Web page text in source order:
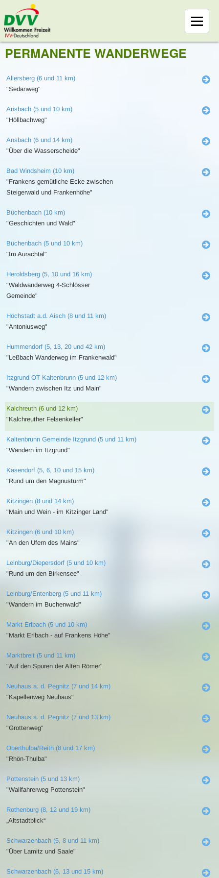
PERMANENTE WANDERWEGE
Allersberg (6 und 11 km)
"Sedanweg"
Ansbach (5 und 10 km)
"Höllbachweg"
Ansbach (6 und 14 km)
"Über die Wasserscheide"
Bad Windsheim (10 km)
"Frankens gemütliche Ecke zwischen
Steigerwald und Frankenhöhe"
Büchenbach (10 km)
"Geschichten und Wald"
Büchenbach (5 und 10 km)
"Im Aurachtal"
Heroldsberg (5, 10 und 16 km)
"Waldwanderweg 4-Schlösser
Gemeinde"
Höchstadt a.d. Aisch (8 und 11 km)
"Antoniusweg"
Hummendorf (5, 13, 20 und 42 km)
"Leßbach Wanderweg im Frankenwald"
Itzgrund OT Kaltenbrunn (5 und 12 km)
"Wandern zwischen Itz und Main"
Kalchreuth (6 und 12 km)
"Kalchreuther Felsenkeller"
Kaltenbrunn Gemeinde Itzgrund (5 und 11 km)
"Wandern im Itzgrund"
Kasendorf (5, 6, 10 und 15 km)
"Rund um den Magnusturm"
Kitzingen (8 und 14 km)
"Main und Wein - im Kitzinger Land"
Kitzingen (6 und 10 km)
"An den Ufern des Mains"
Leinburg/Diepersdorf (5 und 10 km)
"Rund um den Birkensee"
Leinburg/Entenberg (5 und 11 km)
"Wandern im Buchenwald"
Markt Erlbach (5 und 10 km)
"Markt Erlbach - auf Frankens Höhe"
Marktbreit (5 und 11 km)
"Auf den Spuren der Alten Römer"
Neuhaus a. d. Pegnitz (7 und 14 km)
"Kapellenweg Neuhaus"
Neuhaus a. d. Pegnitz (7 und 13 km)
"Grottenweg"
Oberthulba/Reith (8 und 17 km)
"Rhön-Thulba"
Pottenstein (5 und 13 km)
"Wallfahrerweg Pottenstein"
Rothenburg (8, 12 und 19 km)
„Altstadtblick“
Schwarzenbach (5, 8 und 11 km)
"Über Lamitz und Saale"
Schwarzenbach (6, 13 und 15 km)